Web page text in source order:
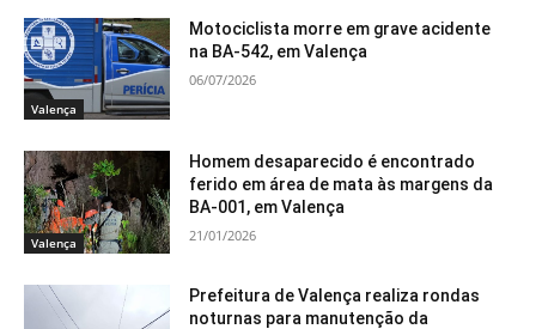
Valença
Motociclista morre em grave acidente
na BA-542, em Valença
06/07/2026
Valença
Homem desaparecido é encontrado
ferido em área de mata às margens da
BA-001, em Valença
21/01/2026
Prefeitura de Valença realiza rondas
noturnas para manutenção da